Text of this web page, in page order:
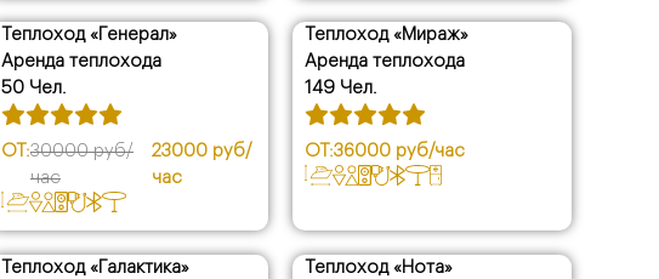
скидка
Теплоход «Генерал»
Аренда теплохода
50 Чел.
ОТ:30000 руб/
час
23000 руб/
час
Теплоход «Мираж»
Аренда теплохода
149 Чел.
ОТ:36000 руб/час
Теплоход «Галактика»
Теплоход «Нота»